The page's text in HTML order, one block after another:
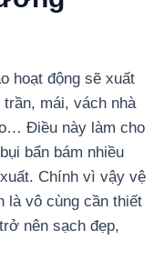
hoạt động sẽ xuất
trần, mái, vách nhà
Điều này làm cho
bẩn bám nhiều
Chính vì vậy vệ
là vô cùng cần thiết
nên sạch đẹp,